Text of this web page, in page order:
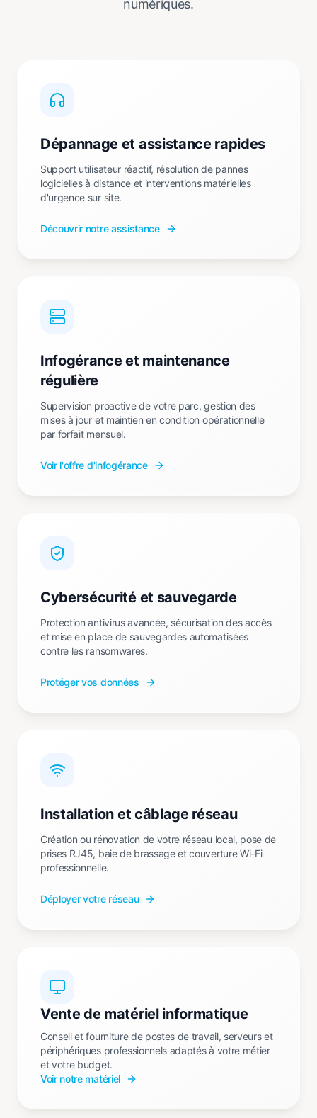
numériques.
Dépannage et assistance rapides
Support utilisateur réactif, résolution de pannes
logicielles à distance et interventions matérielles
d'urgence sur site.
Découvrir notre assistance
Infogérance et maintenance
régulière
Supervision proactive de votre parc, gestion des
mises à jour et maintien en condition opérationnelle
par forfait mensuel.
Voir l'offre d'infogérance
Cybersécurité et sauvegarde
Protection antivirus avancée, sécurisation des accès
et mise en place de sauvegardes automatisées
contre les ransomwares.
Protéger vos données
Installation et câblage réseau
Création ou rénovation de votre réseau local, pose de
prises RJ45, baie de brassage et couverture Wi-Fi
professionnelle.
Déployer votre réseau
Vente de matériel informatique
Conseil et fourniture de postes de travail, serveurs et
périphériques professionnels adaptés à votre métier
et votre budget.
Voir notre matériel